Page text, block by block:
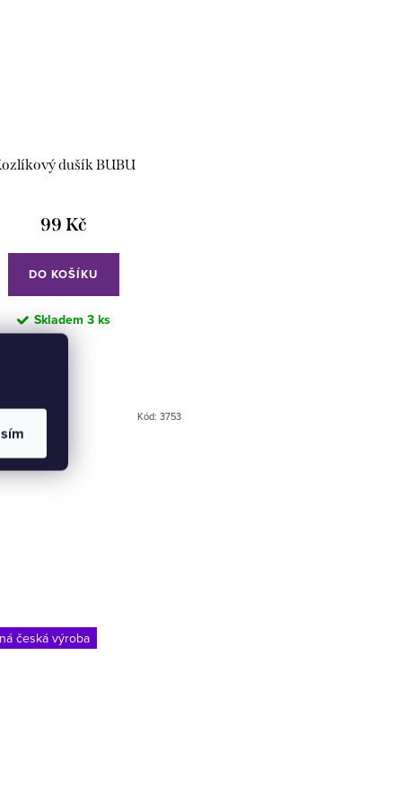
dušík BUBU
99 Kč
DO KOŠÍKU
Skladem 3 ks
Kód: 3753
česká výroba